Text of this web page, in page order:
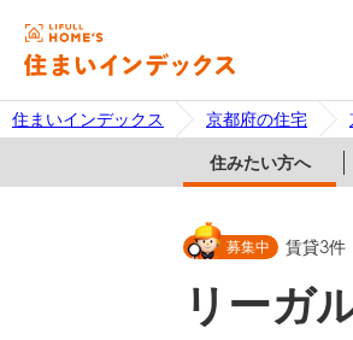
住まいインデックス 京都府の住宅
住みたい方へ
募集中 賃貸3件
リーガ